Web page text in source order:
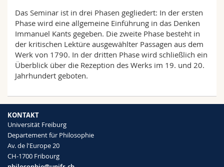
Das Seminar ist in drei Phasen gegliedert: In der ersten
Phase wird eine allgemeine Einführung in das Denken
Immanuel Kants gegeben. Die zweite Phase besteht in
der kritischen Lektüre ausgewählter Passagen aus dem
Werk von 1790. In der dritten Phase wird schließlich ein
Überblick über die Rezeption des Werks im 19. und 20.
Jahrhundert geboten.
KONTAKT
Universität Freiburg
Departement für Philosophie
Av. de l'Europe 20
CH-1700 Fribourg